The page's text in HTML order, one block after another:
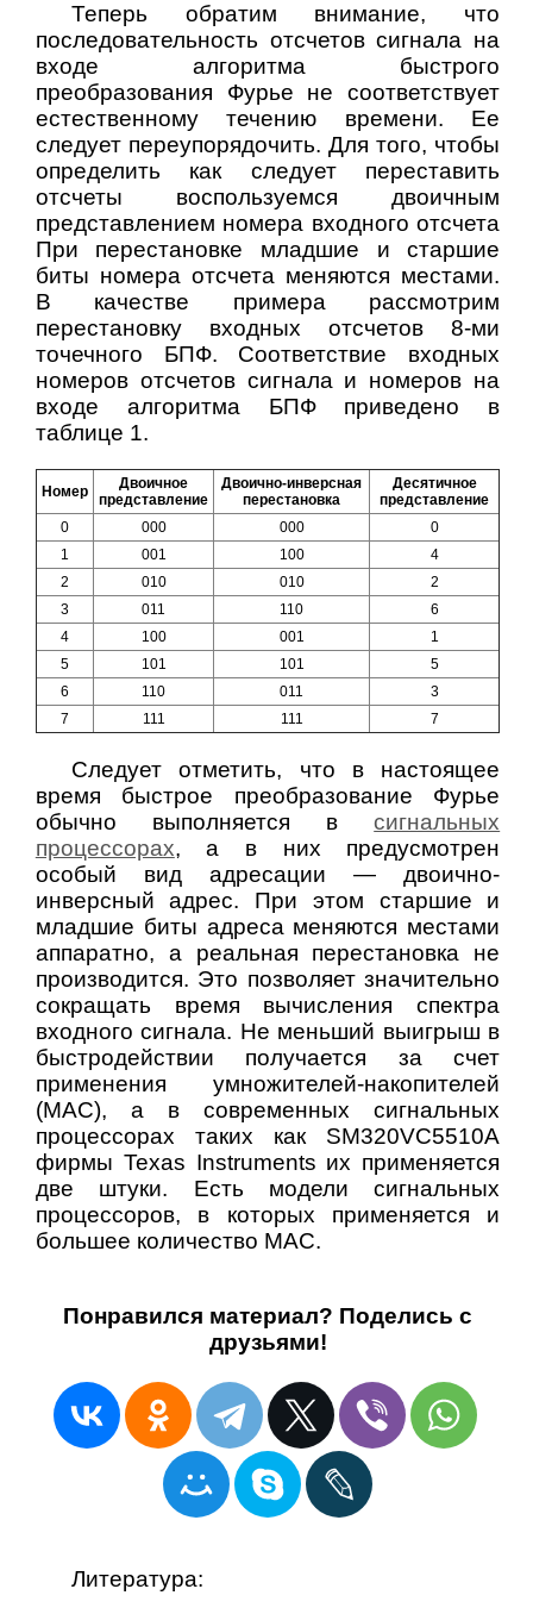
Теперь обратим внимание, что
последовательность отсчетов сигнала на
входе алгоритма быстрого
преобразования Фурье не соответствует
естественному течению времени. Ее
следует переупорядочить. Для того, чтобы
определить как следует переставить
отсчеты воспользуемся двоичным
представлением номера входного отсчета
При перестановке младшие и старшие
биты номера отсчета меняются местами.
В качестве примера рассмотрим
перестановку входных отсчетов 8-ми
точечного БПФ. Соответствие входных
номеров отсчетов сигнала и номеров на
входе алгоритма БПФ приведено в
таблице 1.
Номер
Двоичное
представление
Двоично-инверсная
перестановка
Десятичное
представление
0
000 000
0
1
001 100
4
2
010 010
2
3
011 110
6
4
100 001
1
5
101 101
5
6
110 011
3
7
111 111 7
Следует отметить, что в настоящее
время быстрое преобразование Фурье
обычно выполняется всигнальных
процессорах, а в них предусмотрен
особый вид адресации — двоично-
инверсный адрес. При этом старшие и
младшие биты адреса меняются местами
аппаратно, а реальная перестановка не
производится. Это позволяет значительно
сокращать время вычисления спектра
входного сигнала. Не меньший выигрыш в
быстродействии получается за счет
применения умножителей-накопителей
(MAC), а в современных сигнальных
процессорах таких как SM320VC5510A
фирмы Texas Instruments их применяется
две штуки. Есть модели сигнальных
процессоров, в которых применяется и
большее количество MAC.
Понравился материал? Поделись с
друзьями!
Литература: